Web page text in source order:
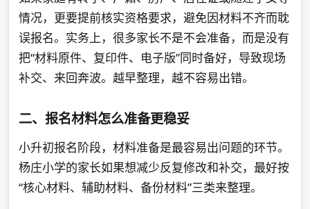
情况，更要提前核实资格要求，避免因材料不齐而耽
误报名。实务上，很多家长不是不会准备，而是没有
把“材料原件、复印件、电子版”同时备好，导致现场
补交、来回奔波。越早整理，越不容易出错。
二、报名材料怎么准备更稳妥
小升初报名阶段，材料准备是最容易出问题的环节。
杨庄小学的家长如果想减少反复修改和补交，最好按
“核心材料、辅助材料、备份材料”三类来整理。